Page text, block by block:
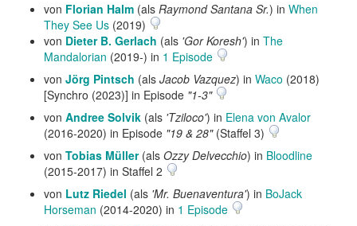
von Florian Halm (als Raymond Santana Sr.) in When
They See Us (2019)
von Dieter B. Gerlach (als 'Gor Koresh') in The
Mandalorian (2019-) in 1 Episode
von Jörg Pintsch (als Jacob Vazquez) in Waco (2018)
[Synchro (2023)] in Episode "1-3"
von Andree Solvik (als 'Tziloco') in Elena von Avalor
(2016-2020) in Episode "19 & 28"(Staffel 3)
von Tobias Müller(als Ozzy Delvecchio) in Bloodline
(2015-2017) in Staffel 2
von Lutz Riedel (als 'Mr. Buenaventura') in BoJack
Horseman (2014-2020) in 1 Episode